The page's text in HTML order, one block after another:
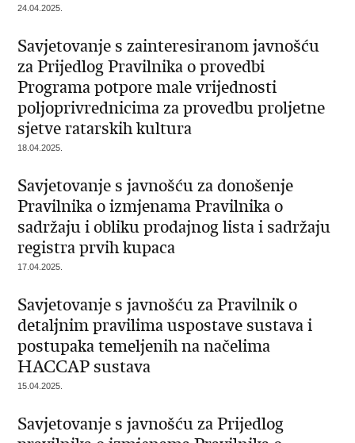
24.04.2025.
Savjetovanje s zainteresiranom javnošću
za Prijedlog Pravilnika o provedbi
Programa potpore male vrijednosti
poljoprivrednicima za provedbu proljetne
sjetve ratarskih kultura
18.04.2025.
Savjetovanje s javnošću za donošenje
Pravilnika o izmjenama Pravilnika o
sadržaju i obliku prodajnog lista i sadržaju
registra prvih kupaca
17.04.2025.
Savjetovanje s javnošću za Pravilnik o
detaljnim pravilima uspostave sustava i
postupaka temeljenih na načelima
HACCAP sustava
15.04.2025.
Savjetovanje s javnošću za Prijedlog